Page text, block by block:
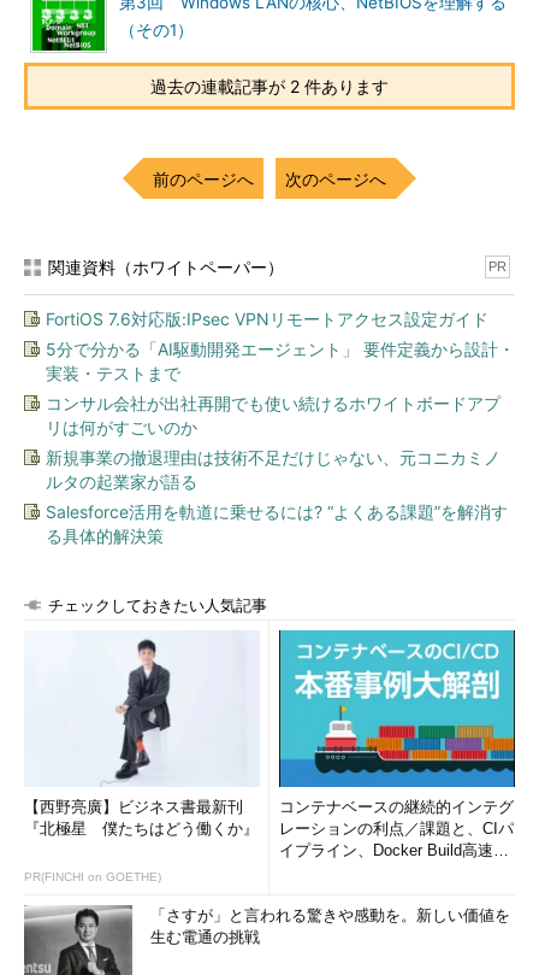
てセッションを確立する。このとき、まずはサーバとなるコンピ
ュータ側がNetBIOSのLISTENコマンドを実行し、自身に対する
セッション開始要求を受付可能な状態にする。このとき、
LISTENコマンドのパラメータとして、自身のステーション名
（NetBIOS名）を指定する。
ほとんどのNetBIOSのコマンドには、同期モード（ブロッキン
グ・モード）と非同期モード（ノンブロッキング・モード）とい
ーションからNetBIOSを呼び出したときに、当該処理が完了する
に対し非同期モードでNetBIOSコマンドを呼び出すと、処理が終
わらなくても制御はすぐにアプリケーションに戻される。この場
（処理が完了すると、アプリケーションであらかじめ用意したコ
知する）。通常は非同期モードを使うか、同期モードを使う場合
でも、OSの機能を使って複数の
から呼び出す場合が多
い（このときにはスレッド・レベルで
マルチタスク
処理がなされ
セッションの開始を要求するクライアント側のコンピュータ
は、セッションを確立したい相手のステーション名と自身のステ
ーション名をパラメータに指定してCALLコマンドを呼び出す。
するとクライアント側のNetBIOSプロトコル・ドライバは、与え
られたパラメータを指定して、サーバに対して接続要求を送る。
クライアントからの接続要求を受けたサーバ側のNetBIOSプロ
トコル・ドライバは、接続相手として指定されたステーション名
が、自分のステーション名と一致することを自身のNetBIOS名前
テーブルで確認し、クライアント側に接続承認を返し、続いてセ
ッションが確立されたことを示すセッションIDと、接続を要求し
たステーション名を戻り値として、LISTENコマンド呼び出しか
らリターンする。
（その1）
過去の連載記事が 2 件あります
前のページへ 次のページへ
関連資料（ホワイトペーパー） PR
FortiOS 7.6対応版:IPsec VPNリモートアクセス設定ガイド
5分で分かる「AI駆動開発エージェント」 要件定義から設計・
実装・テストまで
コンサル会社が出社再開でも使い続けるホワイトボードアプ
リは何がすごいのか
新規事業の撤退理由は技術不足だけじゃない、元コニカミノ
ルタの起業家が語る
Salesforce活用を軌道に乗せるには? “よくある課題”を解消す
る具体的解決策
チェックしておきたい人気記事
【西野亮廣】ビジネス書最新刊
『北極星 僕たちはどう働くか』
PR(FINCHI on GOETHE)
コンテナベースの継続的インテグ
レーションの利点／課題と、CIパ
イプライン、Docker Build高速化
「さすが」と言われる驚きや感動を。新しい価値を
生む電通の挑戦